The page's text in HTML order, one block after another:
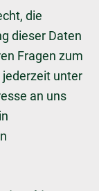
die
dieser Daten
Fragen zum
unter
an uns